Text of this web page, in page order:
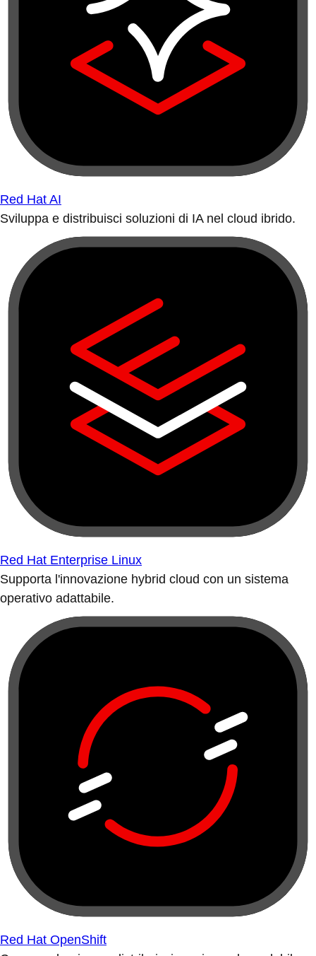
Red Hat AI
Sviluppa e distribuisci soluzioni di IA nel cloud ibrido.
Red Hat Enterprise Linux
Supporta l'innovazione hybrid cloud con un sistema
operativo adattabile.
Red Hat OpenShift